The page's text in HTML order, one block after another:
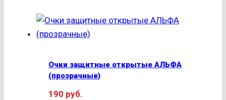
Очки защитные открытые АЛЬФА
(прозрачные)
190 руб.